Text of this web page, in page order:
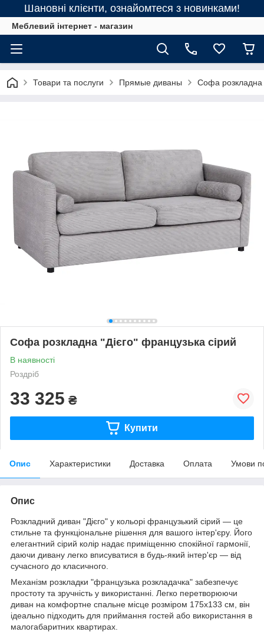
Шановні клієнти, ознайомтеся з новинками!
Меблевий інтернет - магазин
Товари та послуги Прямые диваны Софа розкладна
Софа розкладна "Дієго" французька сірий
В наявності
Роздріб
33 325 ₴
Купити
Опис Характеристики Доставка Оплата Умови
Опис
Розкладний диван "Дієго" у кольорі французький сірий — це
стильне та функціональне рішення для вашого інтер'єру. Його
елегантний сірий колір надає приміщенню спокійної гармонії,
даючи дивану легко вписуватися в будь-який інтер'єр — від
сучасного до класичного.
Механізм розкладки "французька розкладачка" забезпечує
простоту та зручність у використанні. Легко перетворюючи
диван на комфортне спальне місце розміром 175x133 см, він
ідеально підходить для приймання гостей або використання в
малогабаритних квартирах.